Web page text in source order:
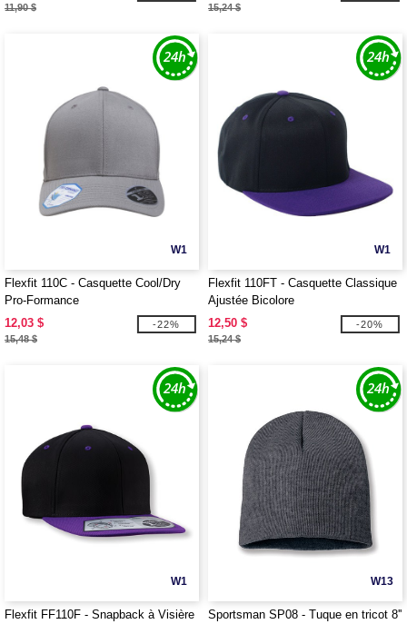
11,90 $ 15,24 $
W1
Flexfit 110C - Casquette Cool/Dry
Pro-Formance
12,03 $
15,48 $
-22%
W1
Flexfit 110FT - Casquette Classique
Ajustée Bicolore
12,50 $
15,24 $
-20%
W1
Flexfit FF110F - Snapback à Visière
W13
Sportsman SP08 - Tuque en tricot 8''